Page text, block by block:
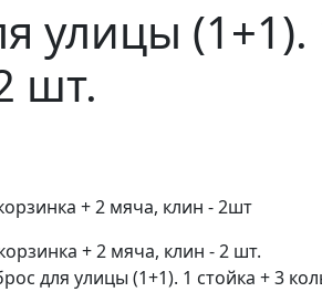
улицы (1+1).
шт.
+ 2 мяча, клин - 2 шт.